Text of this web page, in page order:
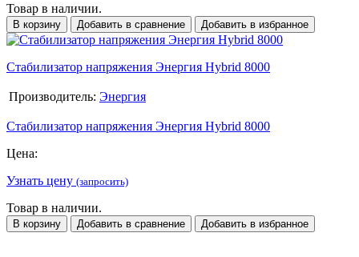
Товар в наличии.
В корзину Добавить в сравнение Добавить в избранное
Стабилизатор напряжения Энергия Hybrid 8000
Производитель: Энергия
Стабилизатор напряжения Энергия Hybrid 8000
Цена:
Узнать цену (запросить)
Товар в наличии.
В корзину Добавить в сравнение Добавить в избранное